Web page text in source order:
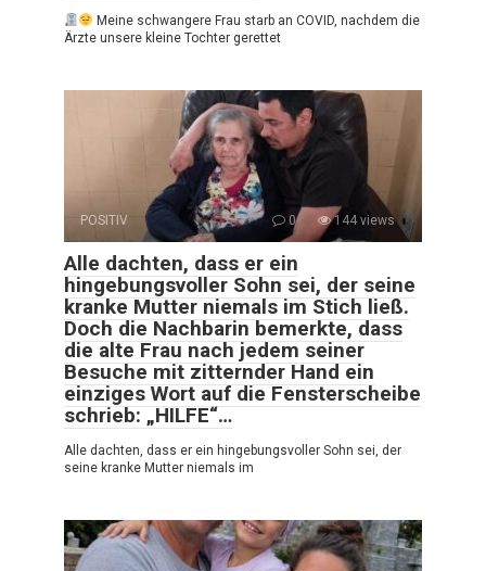
Meine schwangere Frau starb an COVID, nachdem die
Ärzte unsere kleine Tochter gerettet
POSITIV 0 144 views
Alle dachten, dass er ein
hingebungsvoller Sohn sei, der seine
kranke Mutter niemals im Stich ließ.
Doch die Nachbarin bemerkte, dass
die alte Frau nach jedem seiner
Besuche mit zitternder Hand ein
einziges Wort auf die Fensterscheibe
schrieb: „HILFE“…
Alle dachten, dass er ein hingebungsvoller Sohn sei, der
seine kranke Mutter niemals im